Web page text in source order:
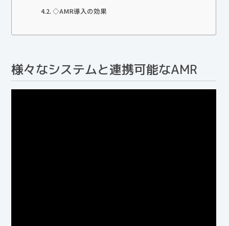
◇AMR導入の効果
様々なシステムと連携可能なAMR